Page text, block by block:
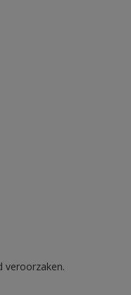
veroorzaken.